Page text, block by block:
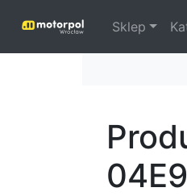
Sklep